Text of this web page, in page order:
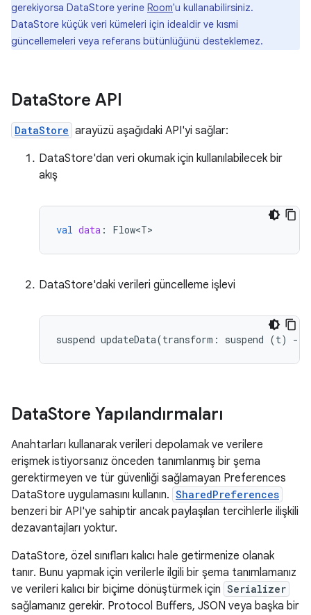
gerekiyorsa DataStore yerine Room'u kullanabilirsiniz.
DataStore küçük veri kümeleri için idealdir ve kısmi
güncellemeleri veya referans bütünlüğünü desteklemez.
DataStore API
DataStore arayüzü aşağıdaki API'yi sağlar:
DataStore'dan veri okumak için kullanılabilecek bir
akış
val data : Flow<T>
DataStore'daki verileri güncelleme işlevi
suspend updateData(transform : suspend (t) -
DataStore Yapılandırmaları
Anahtarları kullanarak verileri depolamak ve verilere
erişmek istiyorsanız önceden tanımlanmış bir şema
gerektirmeyen ve tür güvenliği sağlamayan Preferences
DataStore uygulamasını kullanın. SharedPreferences
benzeri bir API'ye sahiptir ancak paylaşılan tercihlerle ilişkili
dezavantajları yoktur.
DataStore, özel sınıfları kalıcı hale getirmenize olanak
tanır. Bunu yapmak için verilerle ilgili bir şema tanımlamanız
ve verileri kalıcı bir biçime dönüştürmek için Serializer
sağlamanız gerekir. Protocol Buffers, JSON veya başka bir